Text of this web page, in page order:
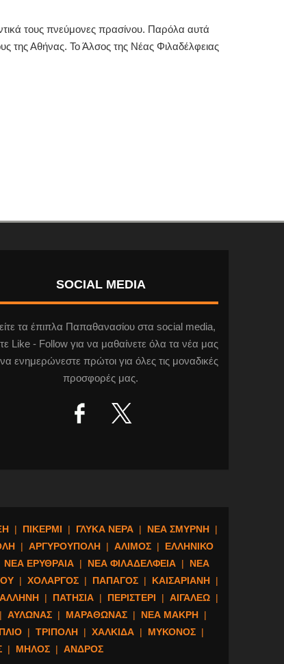
τους πνεύμονες πρασίνου. Παρόλα αυτά
της Αθήνας. Το Άλσος της Νέας Φιλαδέλφειας
SOCIAL MEDIA
τα έπιπλα Παπαθανασίου στα social media,
Like - Follow για να μαθαίνετε όλα τα νέα μας
να ενημερώνεστε πρώτοι για όλες τις μοναδικές
προσφορές μας.
| ΠΙΚΕΡΜΙ | ΓΛΥΚΑ ΝΕΡΑ | ΝΕΑ ΣΜΥΡΝΗ |
| ΑΡΓΥΡΟΥΠΟΛΗ | ΑΛΙΜΟΣ |
ΕΛΛΗΝΙΚΟ
ΝΕΑ ΕΡΥΘΡΑΙΑ | ΝΕΑ ΦΙΛΑΔΕΛΦΕΙΑ |
ΝΕΑ
| ΧΟΛΑΡΓΟΣ | ΠΑΠΑΓΟΣ | ΚΑΙΣΑΡΙΑΝΗ |
| ΠΑΤΗΣΙΑ | ΠΕΡΙΣΤΕΡΙ | ΑΙΓΑΛΕΩ |
| ΑΥΛΩΝΑΣ | ΜΑΡΑΘΩΝΑΣ | ΝΕΑ ΜΑΚΡΗ |
| ΤΡΙΠΟΛΗ | ΧΑΛΚΙΔΑ | ΜΥΚΟΝΟΣ |
| ΜΗΛΟΣ | ΑΝΔΡΟΣ